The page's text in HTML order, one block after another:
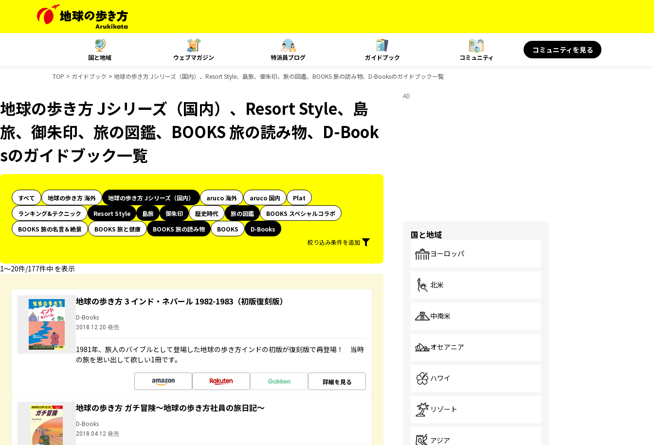
国と地域 ウェブマガジン 特派員ブログ ガイドブック コミュニティ
コミュニティを見る
TOP ガイドブック 地球の歩き方 Jシリーズ（国内）、Resort Style、島旅、御朱印、旅の図鑑、BOOKS 旅の読み物、D-Booksのガイドブック一覧
地球の歩き方 Jシリーズ（国内）、Resort Style、島
旅、御朱印、旅の図鑑、BOOKS 旅の読み物、D-Book
sのガイドブック一覧
すべて 地球の歩き方 海外 地球の歩き方 Jシリーズ（国内） aruco 海外 aruco 国内
Plat
ランキング&テクニック
Resort Style 島旅 御朱印 歴史時代 旅の図鑑
BOOKS スペシャルコラボ
BOOKS 旅の名言＆絶景
BOOKS 旅と健康 BOOKS 旅の読み物 BOOKS
D-Books
絞り込み条件を追加
1〜20件/177件中 を表示
地球の歩き方 3 インド・ネパール 1982-1983（初版復刻版）
D-Books
2018.12.20 発売
1981年、旅人のバイブルとして登場した地球の歩き方インドの初版が復刻版で再登場！ 当時
の旅を思い出して欲しい1冊です。
詳細を見る
地球の歩き方 ガチ冒険～地球の歩き方社員の旅日記～
D-Books
2018.04.12 発売
AD
国と地域
ヨーロッパ
北米
中南米
オセアニア
ハワイ
リゾート
アジア